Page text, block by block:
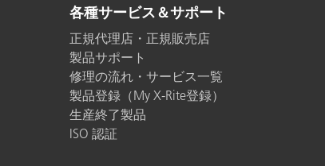
各種サービス＆サポート
正規代理店・正規販売店
製品サポート
修理の流れ・サービス一覧
製品登録（My X-Rite登録）
生産終了製品
ISO 認証